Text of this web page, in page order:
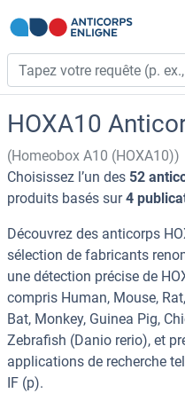
HOXA10
(Homeobox A10 (HOXA10))
Choisissez l’un des 52
produits basés sur4
Découvrez des anticorps
sélection de fabricants
une détection précise de
compris Human, Mouse,
Bat, Monkey, Guinea Pig,
Zebrafish (Danio rerio), et
applications de recherche
IF (p).